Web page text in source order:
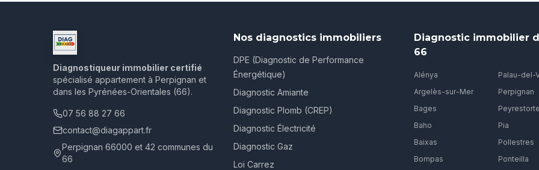
Diagnostiqueur immobilier certifié
spécialisé appartement à Perpignan et
dans les Pyrénées-Orientales (66).
07 56 88 27 66
contact@diagappart.fr
Perpignan 66000 et 42 communes du
66
Nos diagnostics immobiliers
DPE (Diagnostic de Performance
Énergétique)
Diagnostic Amiante
Diagnostic Plomb (CREP)
Diagnostic Électricité
Diagnostic Gaz
Loi Carrez
Diagnostic immobilier
66
Alénya
Argelès-sur-Mer
Bages
Baho
Baixas
Bompas
Palau-del-
Perpignan
Pia
Pollestres
Ponteilla